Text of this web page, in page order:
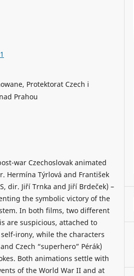
Protektorat Czech i
Prahou
war Czechoslovak animated
Hermína Týrlová and František
dir. Jiří Trnka and Jiří Brdeček) –
the symbolic victory of the
In both films, two different
are suspicious, attached to
irony, while the characters
Czech “superhero” Pérák)
Both animations settle with
of the World War II and at